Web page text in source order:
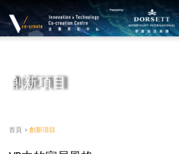
創新項目
首頁 > 創新項目